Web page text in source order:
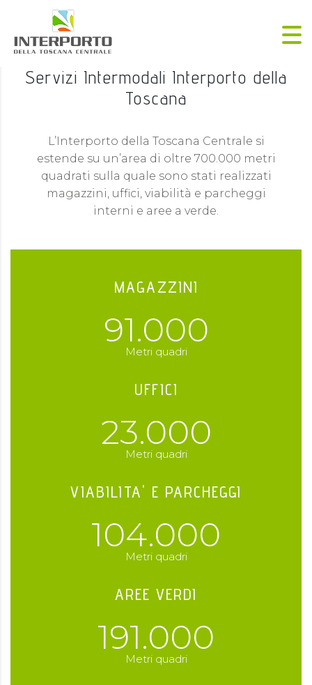
Servizi Intermodali Interporto della
Toscana
L’Interporto della Toscana Centrale si
estende su un’area di oltre 700.000 metri
quadrati sulla quale sono stati realizzati
magazzini, uffici, viabilità e parcheggi
interni e aree a verde.
MAGAZZINI
91.000
Metri quadri
UFFICI
23.000
Metri quadri
VIABILITA' E PARCHEGGI
104.000
Metri quadri
AREE VERDI
191.000
Metri quadri